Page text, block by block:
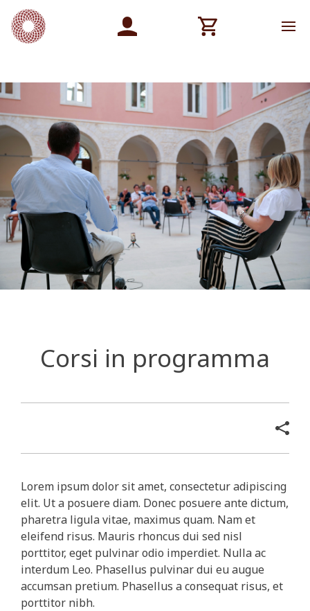
Corsi in programma
Lorem ipsum dolor sit amet, consectetur adipiscing
elit. Ut a posuere diam. Donec posuere ante dictum,
pharetra ligula vitae, maximus quam. Nam et
eleifend risus. Mauris rhoncus dui sed nisl
porttitor, eget pulvinar odio imperdiet. Nulla ac
interdum Leo. Phasellus pulvinar dui eu augue
accumsan pretium. Phasellus a consequat risus, et
porttitor nibh.